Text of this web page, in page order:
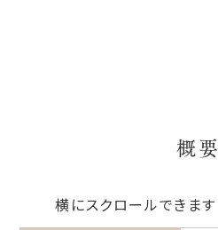
概要
横にスクロールできます